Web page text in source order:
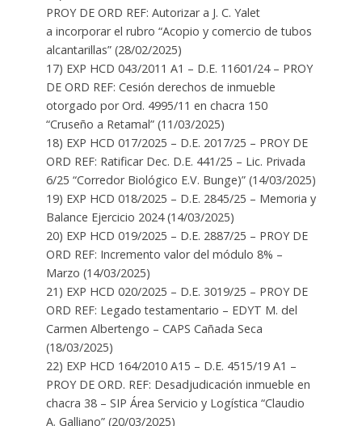
PROY DE ORD REF: Autorizar a J. C. Yalet
a incorporar el rubro “Acopio y comercio de tubos
alcantarillas” (28/02/2025)
17) EXP HCD 043/2011 A1 – D.E. 11601/24 – PROY
DE ORD REF: Cesión derechos de inmueble
otorgado por Ord. 4995/11 en chacra 150
“Cruseño a Retamal” (11/03/2025)
18) EXP HCD 017/2025 – D.E. 2017/25 – PROY DE
ORD REF: Ratificar Dec. D.E. 441/25 – Lic. Privada
6/25 “Corredor Biológico E.V. Bunge)” (14/03/2025)
19) EXP HCD 018/2025 – D.E. 2845/25 – Memoria y
Balance Ejercicio 2024 (14/03/2025)
20) EXP HCD 019/2025 – D.E. 2887/25 – PROY DE
ORD REF: Incremento valor del módulo 8% –
Marzo (14/03/2025)
21) EXP HCD 020/2025 – D.E. 3019/25 – PROY DE
ORD REF: Legado testamentario – EDYT M. del
Carmen Albertengo – CAPS Cañada Seca
(18/03/2025)
22) EXP HCD 164/2010 A15 – D.E. 4515/19 A1 –
PROY DE ORD. REF: Desadjudicación inmueble en
chacra 38 – SIP Área Servicio y Logística “Claudio
A. Galliano” (20/03/2025)